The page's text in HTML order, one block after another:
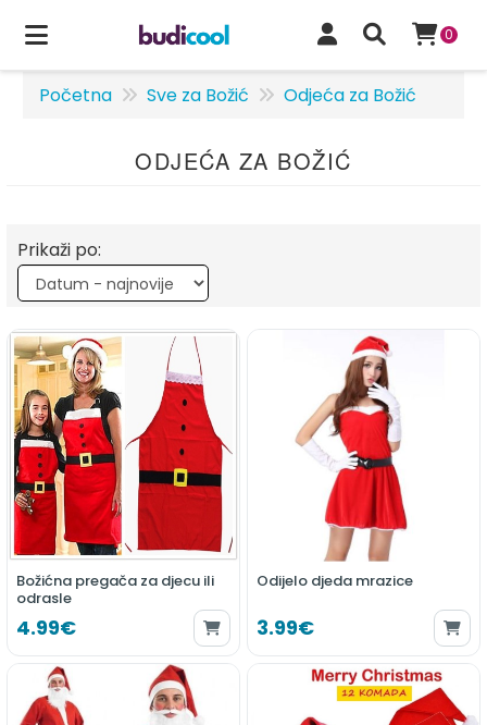
0
Početna Sve za Božić Odjeća za Božić
ODJEĆA ZA BOŽIĆ
Prikaži po:
Božićna pregača za djecu ili
odrasle
4.99€
Odijelo djeda mrazice
3.99€